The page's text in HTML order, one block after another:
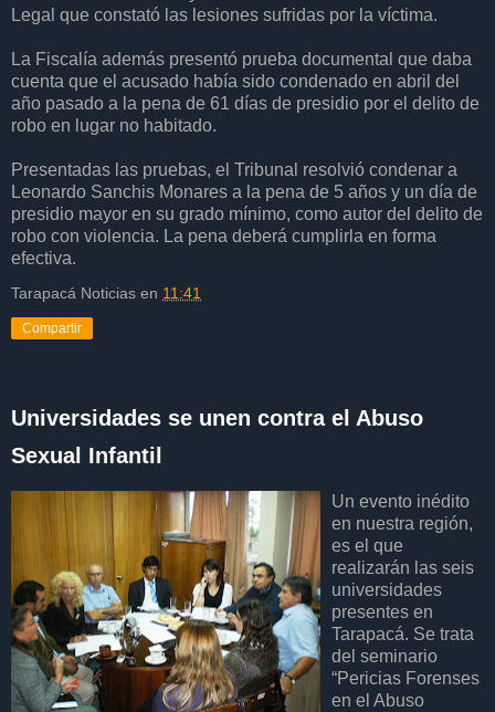
Legal que constató las lesiones sufridas por la víctima.
La Fiscalía además presentó prueba documental que daba
cuenta que el acusado había sido condenado en abril del
año pasado a la pena de 61 días de presidio por el delito de
robo en lugar no habitado.
Presentadas las pruebas, el Tribunal resolvió condenar a
Leonardo Sanchis Monares a la pena de 5 años y un día de
presidio mayor en su grado mínimo, como autor del delito de
robo con violencia. La pena deberá cumplirla en forma
efectiva.
Tarapacá Noticias en 11:41
Compartir
Universidades se unen contra el Abuso
Sexual Infantil
Un evento inédito
en nuestra región,
es el que
realizarán las seis
universidades
presentes en
Tarapacá. Se trata
del seminario
“Pericias Forenses
en el Abuso